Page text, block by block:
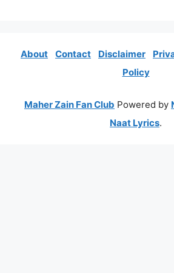
About Contact Disclaimer
Policy
Maher Zain Fan Club Powered by
Naat Lyrics.